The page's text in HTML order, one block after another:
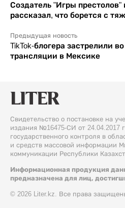
Создатель "Игры
рассказал, что борется с
Предыдущая новость
TikTok-блогера застрелили
трансляции в Мексике
Свидетельство о постановке на
издания №16475-СИ от 24.04.2017
государственного контроля в
и средств массовой информации
коммуникации Республики
Информационная продукция
предназначена для лиц,
© 2026 Liter.kz. Все права